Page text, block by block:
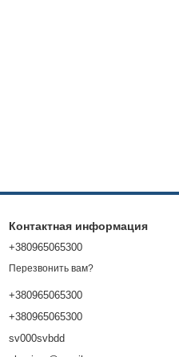
Контактная информация
+380965065300
Перезвонить вам?
+380965065300
+380965065300
sv000svbdd